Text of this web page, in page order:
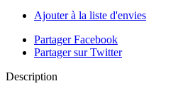
Ajouter à la liste d'envies
Partager Facebook
Partager sur Twitter
Description